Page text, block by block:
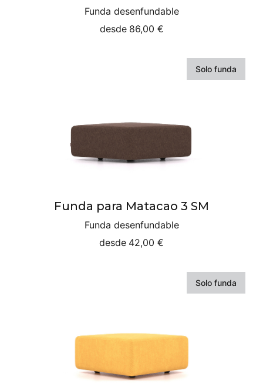
Funda desenfundable
desde 86,00 €
Solo funda
Funda para Matacao 3 SM
Funda desenfundable
desde 42,00 €
Solo funda